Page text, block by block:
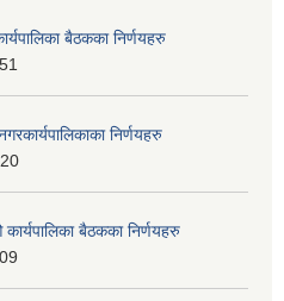
बैठकका निर्णयहरु
निर्णयहरु
बैठकका निर्णयहरु